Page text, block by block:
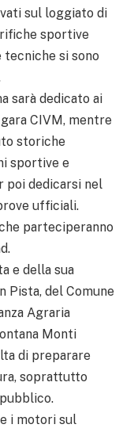
sul loggiato di
sportive
si sono
sarà dedicato ai
CIVM, mentre
storiche
sportive e
poi dedicarsi nel
ufficiali.
parteciperanno
e della sua
Pista, del Comune
Agraria
Monti
di preparare
soprattutto
i motori sul